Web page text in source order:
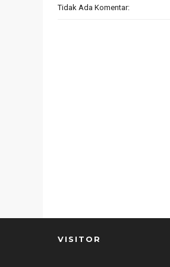
Tidak Ada Komentar:
VISITOR